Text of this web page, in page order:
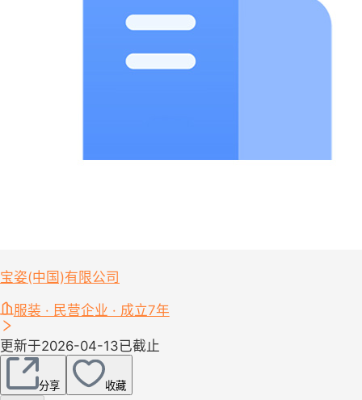
宝姿(中国)有限公司
服装 · 民营企业 · 成立7年
更新于2026-04-13已截止
分享 收藏